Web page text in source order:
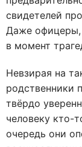
свидетелей
Даже офицеры,
в момент
Невзирая на
родственники
твёрдо
человеку кто-
очередь они